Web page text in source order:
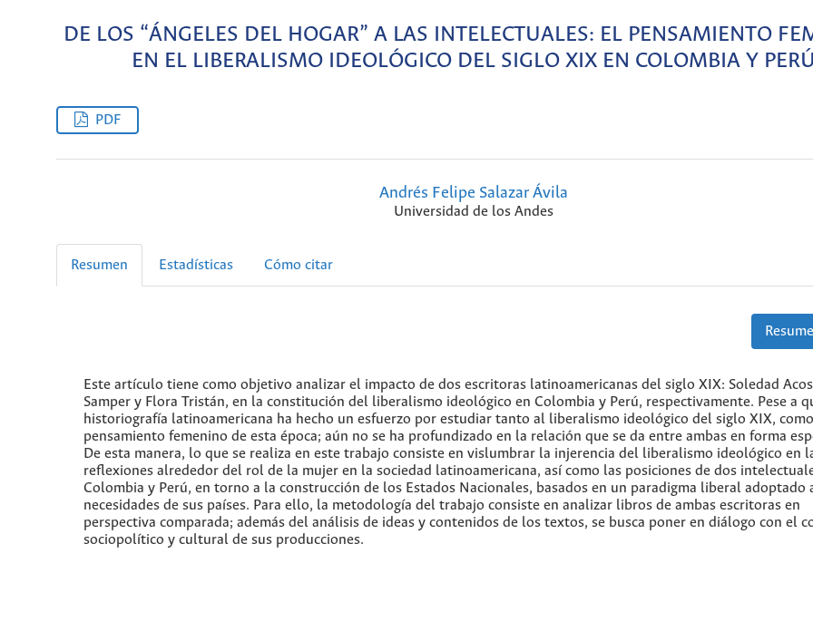
DE LOS “ÁNGELES DEL HOGAR” A LAS INTELECTUALES: EL PENSAMIENTO
EN EL LIBERALISMO IDEOLÓGICO DEL SIGLO XIX EN COLOMBIA Y PERÚ
PDF
Andrés Felipe Salazar Ávila
Universidad de los Andes
Resumen Estadísticas Cómo citar
Este artículo tiene como objetivo analizar el impacto de dos escritoras latinoamericanas del siglo XIX: Soledad
Samper y Flora Tristán, en la constitución del liberalismo ideológico en Colombia y Perú, respectivamente. Pese a
historiografía latinoamericana ha hecho un esfuerzo por estudiar tanto al liberalismo ideológico del siglo XIX,
pensamiento femenino de esta época; aún no se ha profundizado en la relación que se da entre ambas en forma
De esta manera, lo que se realiza en este trabajo consiste en vislumbrar la injerencia del liberalismo ideológico en
reflexiones alrededor del rol de la mujer en la sociedad latinoamericana, así como las posiciones de dos
Colombia y Perú, en torno a la construcción de los Estados Nacionales, basados en un paradigma liberal adoptado
necesidades de sus países. Para ello, la metodología del trabajo consiste en analizar libros de ambas escritoras en
perspectiva comparada; además del análisis de ideas y contenidos de los textos, se busca poner en diálogo con el
sociopolítico y cultural de sus producciones.